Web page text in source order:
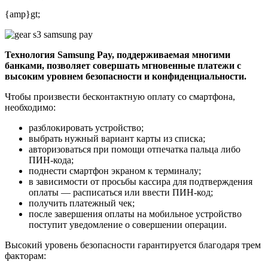
{amp}gt;
Технология Samsung Pay, поддерживаемая многими
банками, позволяет совершать мгновенные платежи с
высоким уровнем безопасности и конфиденциальности.
Чтобы произвести бесконтактную оплату со смартфона,
необходимо:
разблокировать устройство;
выбрать нужный вариант карты из списка;
авторизоваться при помощи отпечатка пальца либо
ПИН-кода;
поднести смартфон экраном к терминалу;
в зависимости от просьбы кассира для подтверждения
оплаты ― расписаться или ввести ПИН-код;
получить платежный чек;
после завершения оплаты на мобильное устройство
поступит уведомление о совершении операции.
Высокий уровень безопасности гарантируется благодаря трем
факторам: